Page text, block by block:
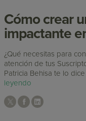
Cómo crear
impactante
¿Qué necesitas para
atención de tus
Patricia Behisa te lo
leyendo